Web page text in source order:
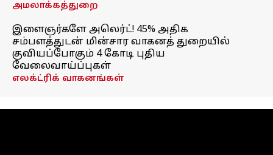
அமலாக்கத்துறை
இளைஞர்களே அலெர்ட்! 45% அதிக
சம்பளத்துடன் மின்சார வாகனத் துறையில்
குவியப்போகும் 4 கோடி புதிய
வேலைவாய்ப்புகள்
எலக்ட்ரிக் வாகனங்கள்